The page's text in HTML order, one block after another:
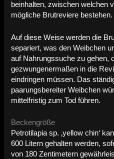
beinhalten, zwischen welchen
mögliche Brutreviere bestehen.
Auf diese Weise werden die
separiert, was den Weibchen
auf Nahrungssuche zu gehen,
gezwungenermaßen in die
eindringen müssen. Das
paarungsbereiter Weibchen
mittelfristig zum Tod führen.
Beckengröße
Petrotilapia sp. ‚yellow chin‘
600 Litern gehalten werden,
von 180 Zentimetern